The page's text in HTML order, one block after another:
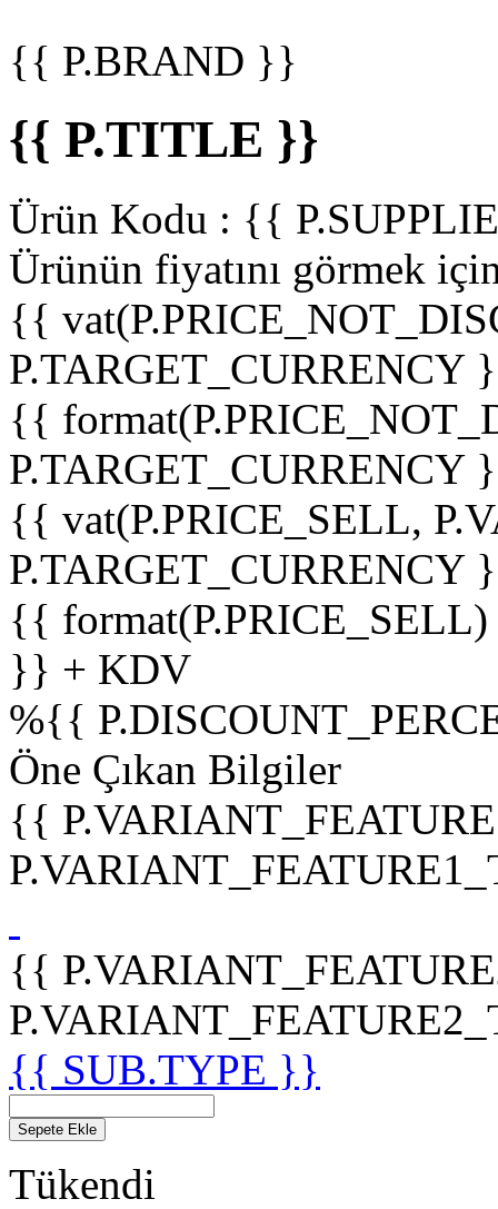
{{ P.BRAND }}
{{ P.TITLE }}
Ürün Kodu : {{
Ürünün fiyatını görmek
{{
P.TARGET_CURRENCY
{{
P.TARGET_CURRENCY
{{ vat(P.PRICE_SELL,
P.TARGET_CURRENCY
{{
}} + KDV
%{{
Öne Çıkan Bilgiler
{{
{{
{{ SUB.TYPE }}
Sepete Ekle
Tükendi